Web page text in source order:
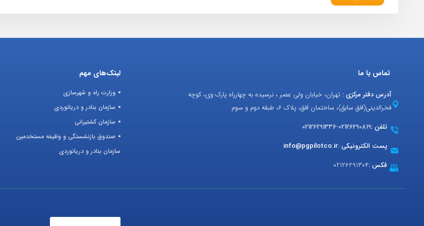
تماس با ما
آدرس دفتر مرکزی : تهران، خیابان ولی عصر ، نرسیده به چهارراه پارک وی، کوچه
فخرالدینی(افق سابق)، ساختمان افق، پلاک 6، طبقه دوم و سوم
تلفن :02126290819
-
02126291336
پست الکترونیکی :info@pgpilotco.ir
فکس :02126291304
لینک‌های مهم
وزارت راه و شهرسازی
سازمان بنادر و دریانوردی
سازمان کشتیرانی
صندوق بازنشستگی و وظیفه مستخدمین
سازمان بنادر و دریانوردی